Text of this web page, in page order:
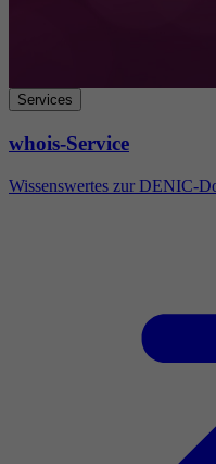
Services
whois-Service
Wissenswertes zur DENIC-